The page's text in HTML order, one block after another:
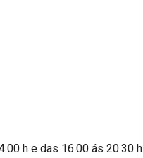
h e das 16.00 ás 20.30 h